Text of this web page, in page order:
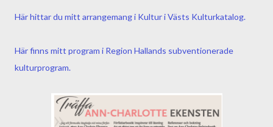
Här hittar du mitt arrangemang i Kultur i Västs Kulturkatalog.
Här finns mitt program i Region Hallands subventionerade
kulturprogram.